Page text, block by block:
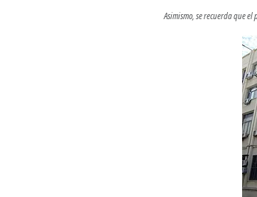
Asimismo, se recuerda que